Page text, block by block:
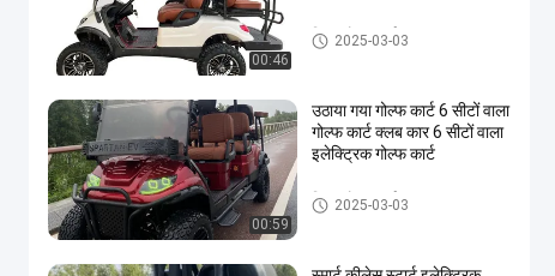
00:46
विद्युत गोल्फ कार्ट
2025-03-03
00:59
उठाया गया गोल्फ कार्ट 6 सीटों वाला
गोल्फ कार्ट क्लब कार 6 सीटों वाला
इलेक्ट्रिक गोल्फ कार्ट
विद्युत गोल्फ कार्ट
2025-03-03